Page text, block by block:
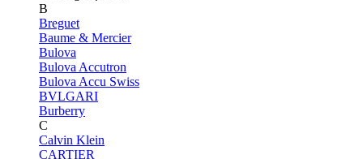
B
Breguet
Baume & Mercier
Bulova
Bulova Accutron
Bulova Accu Swiss
BVLGARI
Burberry
C
Calvin Klein
CARTIER